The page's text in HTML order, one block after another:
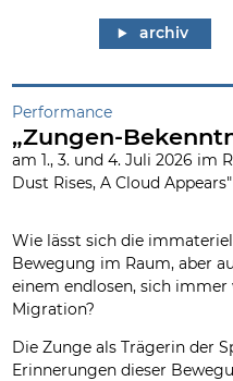
„Zungen-Bekenntnis"
Performance
„Zungen-
am 1., 3. und 4. Juli 2026 im
Dust Rises, A Cloud Appears"
Wie lässt sich die
Bewegung im Raum, aber
einem endlosen, sich
Migration?
Die Zunge als Trägerin der
Erinnerungen dieser
archiv